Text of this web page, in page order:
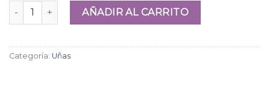
(Combo promo) Top matte velvet Cherimoya + Top coat
AÑADIR AL CARRITO
Categoría: Uñas